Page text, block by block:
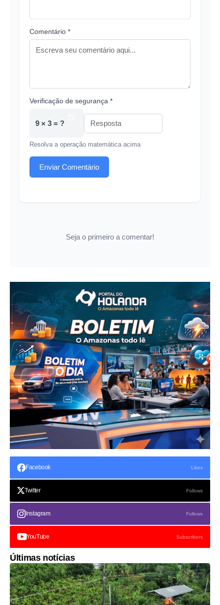
Comentário *
Verificação de segurança *
9 × 3 = ?
Resolva a operação matemática acima
Enviar Comentário
Seja o primeiro a comentar!
Facebook Likes
Twitter Follows
Instagram Follows
YouTube Subscribers
Últimas notícias